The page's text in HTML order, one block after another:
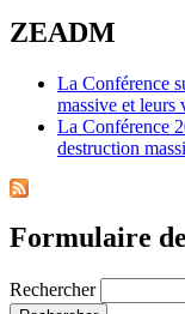
ZEADM
La Conférence
massive et leurs
La Conférence
destruction
Formulaire
Rechercher